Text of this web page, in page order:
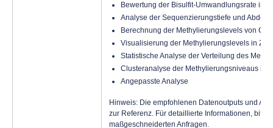
Bewertung der Bisulfit-Umwandlungsrate in
Analyse der Sequenzierungstiefe und
Berechnung der Methylierungslevels von
Visualisierung der Methylierungslevels in
Statistische Analyse der Verteilung des
Clusteranalyse der Methylierungsniveaus in
Angepasste Analyse
Hinweis: Die empfohlenen Datenoutputs und
zur Referenz. Für detaillierte Informationen, bitte
maßgeschneiderten Anfragen.